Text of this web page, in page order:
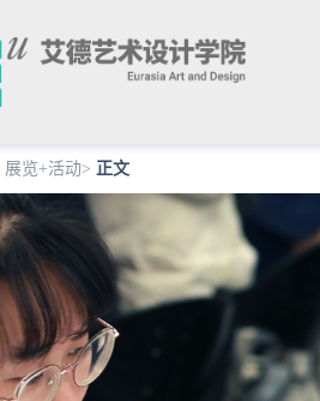
展览+活动>正文